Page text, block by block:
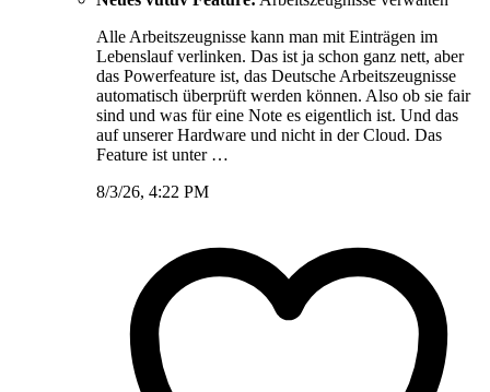
Alle Arbeitszeugnisse kann man mit Einträgen im
Lebenslauf verlinken. Das ist ja schon ganz nett, aber
das Powerfeature ist, das Deutsche Arbeitszeugnisse
automatisch überprüft werden können. Also ob sie fair
sind und was für eine Note es eigentlich ist. Und das
auf unserer Hardware und nicht in der Cloud. Das
Feature ist unter …
8/3/26, 4:22 PM